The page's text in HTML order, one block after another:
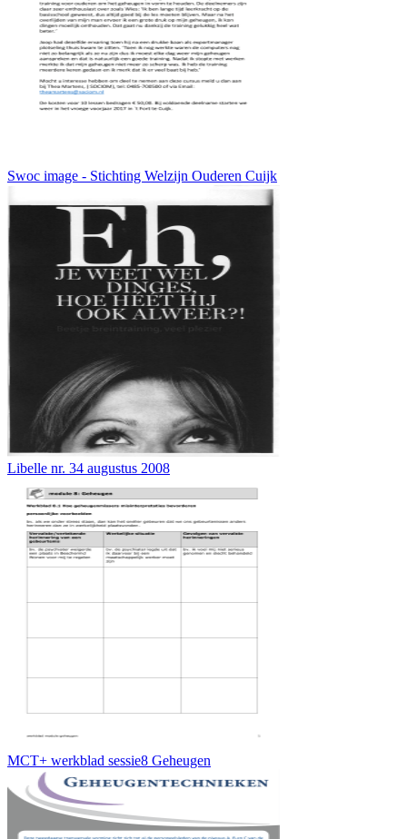
Swoc image - Stichting Welzijn Ouderen Cuijk
Libelle nr. 34 augustus 2008
MCT+ werkblad sessie8 Geheugen